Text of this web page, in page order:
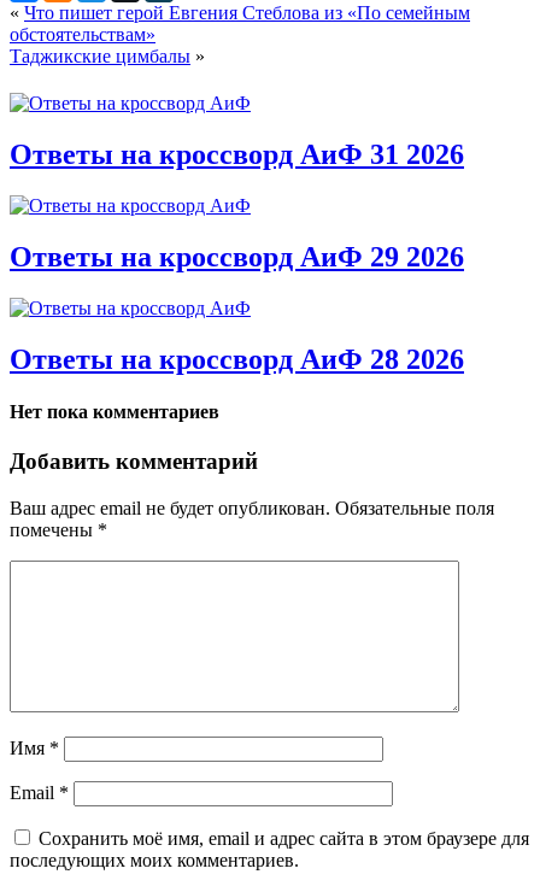
« Что пишет герой Евгения Стеблова из «По семейным
обстоятельствам»
Таджикские цимбалы »
Ответы на кроссворд АиФ 31 2026
Ответы на кроссворд АиФ 29 2026
Ответы на кроссворд АиФ 28 2026
Нет пока комментариев
Добавить комментарий
Ваш адрес email не будет опубликован. Обязательные поля
помечены *
Имя *
Email *
Сохранить моё имя, email и адрес сайта в этом браузере для
последующих моих комментариев.